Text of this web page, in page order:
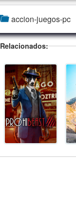
accion-juegos-pc
Relacionados: